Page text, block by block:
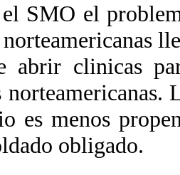
SMO el
abrir clinicas
es menos
obligado.